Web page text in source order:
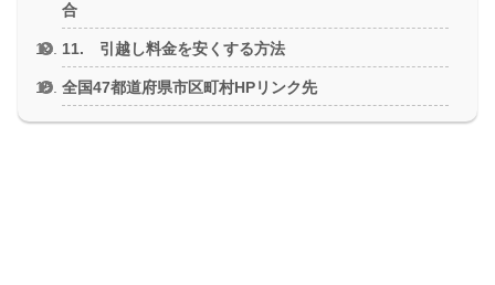
合
11. 引越し料金を安くする方法
全国47都道府県市区町村HPリンク先